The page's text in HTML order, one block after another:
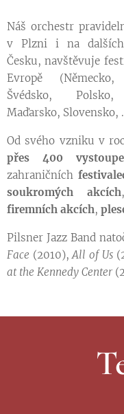
Náš orchestr
v Plzni i na
Česku, navštěvuje
Evropě (Německo,
Švédsko,
Maďarsko, Slovensko,
Od svého vzniku v
přes 400
zahraničních
soukromých akcích
firemních akcích,
Pilsner Jazz Band
Face (2010), All of Us
at the Kennedy Center